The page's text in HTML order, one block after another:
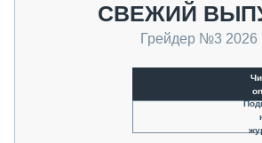
СВЕЖИЙ
Грейдер №3 2026